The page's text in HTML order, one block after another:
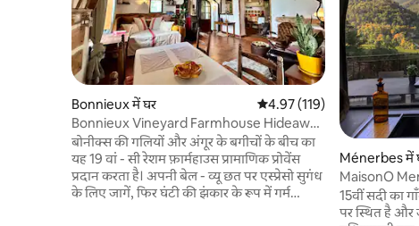
Bonnieux में घर औसत रेटिंग 5 में से 4.97, 119
4.97 (119)
Bonnieux Vineyard Farmhouse Hideaway
- पालतू जीवों का स्वागत
बोनीक्स की गलियों और अंगूर के बगीचों के बीच का
यह 19 वां - सी रेशम फ़ार्महाउस प्रामाणिक प्रोवेंस
प्रदान करता है। अपनी बेल - व्यू छत पर एस्प्रेसो सुगंध
के लिए जागें, फिर घंटी की झंकार के रूप में गर्म
Ménerbes में
MaisonO
15वीं सदी का
पर स्थित है और